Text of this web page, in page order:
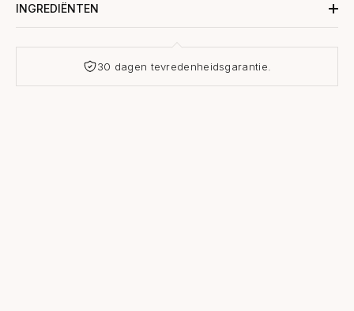
INGREDIËNTEN
30 dagen tevredenheidsgarantie.